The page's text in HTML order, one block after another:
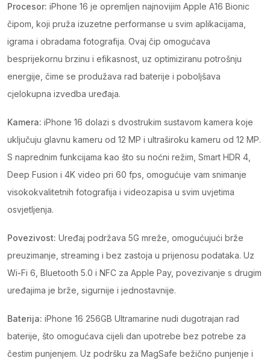
Procesor: iPhone 16 je opremljen najnovijim Apple A16 Bionic
čipom, koji pruža izuzetne performanse u svim aplikacijama,
igrama i obradama fotografija. Ovaj čip omogućava
besprijekornu brzinu i efikasnost, uz optimiziranu potrošnju
energije, čime se produžava rad baterije i poboljšava
cjelokupna izvedba uređaja.
Kamera: iPhone 16 dolazi s dvostrukim sustavom kamera koje
uključuju glavnu kameru od 12 MP i ultraširoku kameru od 12 MP.
S naprednim funkcijama kao što su noćni režim, Smart HDR 4,
Deep Fusion i 4K video pri 60 fps, omogućuje vam snimanje
visokokvalitetnih fotografija i videozapisa u svim uvjetima
osvjetljenja.
Povezivost: Uređaj podržava 5G mreže, omogućujući brže
preuzimanje, streaming i bez zastoja u prijenosu podataka. Uz
Wi-Fi 6, Bluetooth 5.0 i NFC za Apple Pay, povezivanje s drugim
uređajima je brže, sigurnije i jednostavnije.
Baterija: iPhone 16 256GB Ultramarine nudi dugotrajan rad
baterije, što omogućava cijeli dan upotrebe bez potrebe za
čestim punjenjem. Uz podršku za MagSafe bežično punjenje i